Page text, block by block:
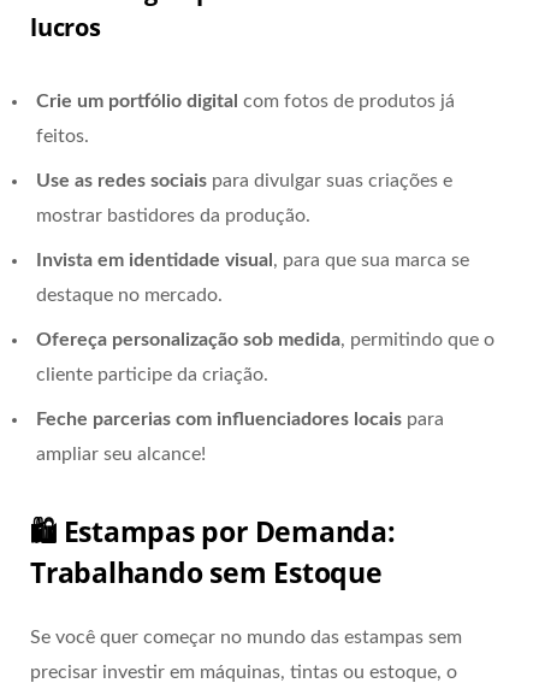
lucros
Crie um portfólio digital com fotos de produtos já
feitos.
Use as redes sociais para divulgar suas criações e
mostrar bastidores da produção.
Invista em identidade visual , para que sua marca se
destaque no mercado.
Ofereça personalização sob medida, permitindo que o
cliente participe da criação.
Feche parcerias com influenciadores locais para
ampliar seu alcance!
🛍️ Estampas por Demanda:
Trabalhando sem Estoque
Se você quer começar no mundo das estampas sem
precisar investir em máquinas, tintas ou estoque, o